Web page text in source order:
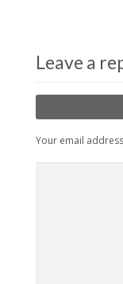
Leave a
Your email